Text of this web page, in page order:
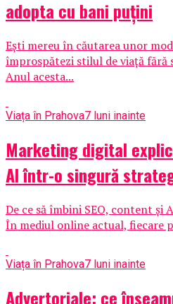
adopta cu bani puțini
Ești mereu în căutarea unor
împrospătezi stilul de viață fără
Anul acesta...
Viața în Prahova7 luni inainte
Marketing digital
AI într-o singură
De ce să îmbini SEO, content și
În mediul online actual, fiecare
Viața în Prahova7 luni inainte
Advertoriale: ce